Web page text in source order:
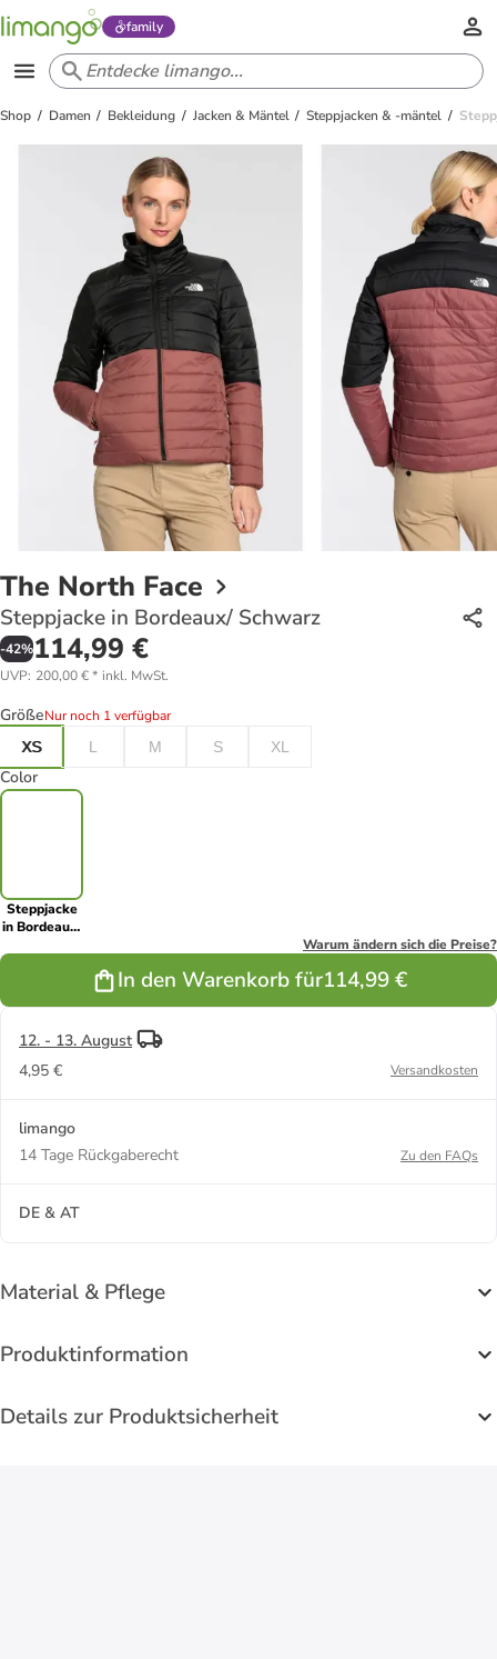
family
Shop Damen Bekleidung Jacken & Mäntel Steppjacken & -mäntel
The North Face
Steppjacke in Bordeaux/ Schwarz
-42%114,99 €
UVP: 200,00 €* inkl. MwSt.
GrößeNur noch 1 verfügbar
XS
L M S XL
Color
Steppjacke
in Bordeaux/
Warum ändern sich die Preise?
In den Warenkorb für114,99 €
12. - 13. August
4,95 €
Versandkosten
limango
14 Tage Rückgaberecht
Zu den FAQs
DE & AT
Material & Pflege
Produktinformation
Details zur Produktsicherheit